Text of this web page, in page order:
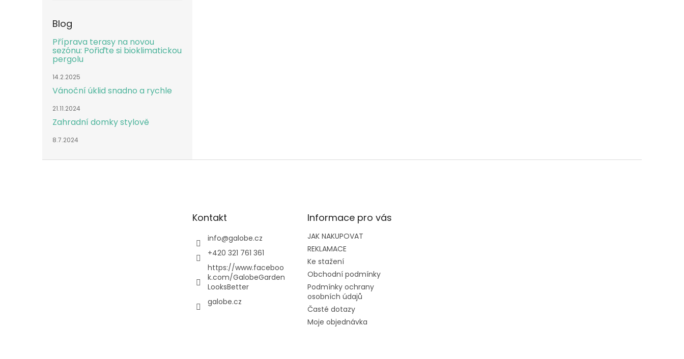
Blog
Příprava terasy na novou
sezónu: Pořiďte si bioklimatickou
pergolu
14.2.2025
Vánoční úklid snadno a rychle
21.11.2024
Zahradní domky stylově
8.7.2024
Kontakt
info@galobe.cz
+420 321 761 361
https://www.faceboo
k.com/GalobeGarden
LooksBetter
galobe.cz
Informace pro vás
JAK NAKUPOVAT
REKLAMACE
Ke stažení
Obchodní podmínky
Podmínky ochrany
osobních údajů
Časté dotazy
Moje objednávka